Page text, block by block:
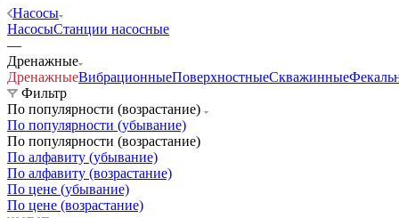
Насосы
НасосыСтанции насосные
—
Дренажные
ДренажныеВибрационныеПоверхностныеСкважинные
Фильтр
По популярности (возрастание)
По популярности (убывание)
По популярности (возрастание)
По алфавиту (убывание)
По алфавиту (возрастание)
По цене (убывание)
По цене (возрастание)